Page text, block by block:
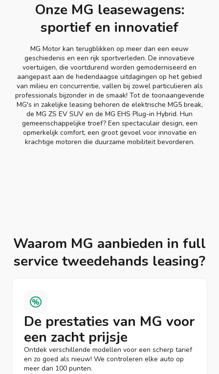
Onze MG leasewagens:
sportief en innovatief
MG Motor kan terugblikken op meer dan een eeuw
geschiedenis en een rijk sportverleden. De innovatieve
voertuigen, die voortdurend worden gemoderniseerd en
aangepast aan de hedendaagse uitdagingen op het gebied
van milieu en concurrentie, vallen bij zowel particulieren als
professionals bijzonder in de smaak! Tot de toonaangevende
MG's in zakelijke leasing behoren de elektrische MG5 break,
de MG ZS EV SUV en de MG EHS Plug-in Hybrid. Hun
gemeenschappelijke troef? Een spectaculair design, een
opmerkelijk comfort, een groot gevoel voor innovatie en
krachtige motoren die duurzame mobiliteit bevorderen.
Waarom MG aanbieden in full
service tweedehands leasing?
De prestaties van MG voor
een zacht prijsje
Ontdek verschillende modellen voor een scherp tarief
en zo goed als nieuw! We controleren elke auto op
meer dan 100 punten.